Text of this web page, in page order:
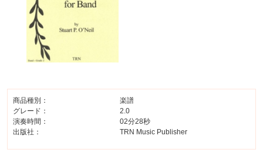
商品種別：
楽譜
グレード：
2.0
演奏時間：
02分28秒
出版社：
TRN Music Publisher